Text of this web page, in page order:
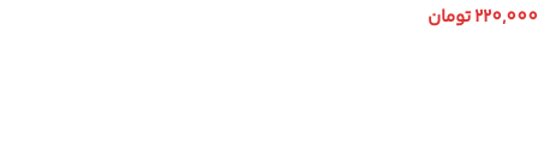
220,000تومان